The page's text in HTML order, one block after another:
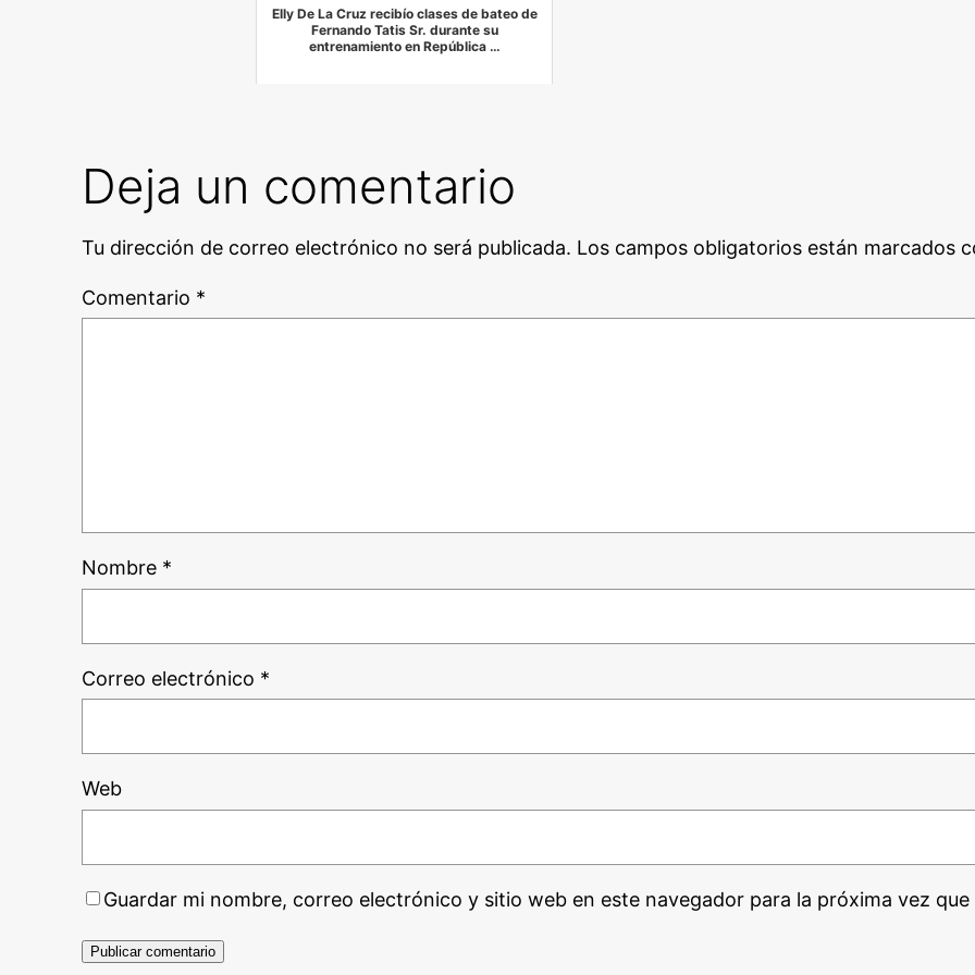
Elly De La Cruz recibío clases de bateo de
Fernando Tatis Sr. durante su
entrenamiento en República …
Deja un comentario
Tu dirección de correo electrónico no será publicada. Los campos obligatorios están marcados
Comentario *
Nombre *
Correo electrónico *
Web
Guardar mi nombre, correo electrónico y sitio web en este navegador para la próxima vez